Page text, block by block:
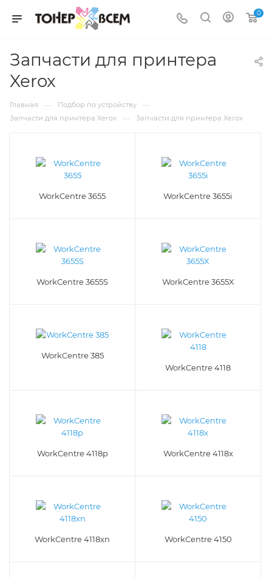
0
Запчасти для принтера
Xerox
Главная — Подбор по устройству —
Запчасти для принтера Xerox — Запчасти для принтера Xerox
WorkCentre 3655 WorkCentre 3655i
WorkCentre 3655S WorkCentre 3655X
WorkCentre 385
WorkCentre 4118
WorkCentre 4118p WorkCentre 4118x
WorkCentre 4118xn WorkCentre 4150